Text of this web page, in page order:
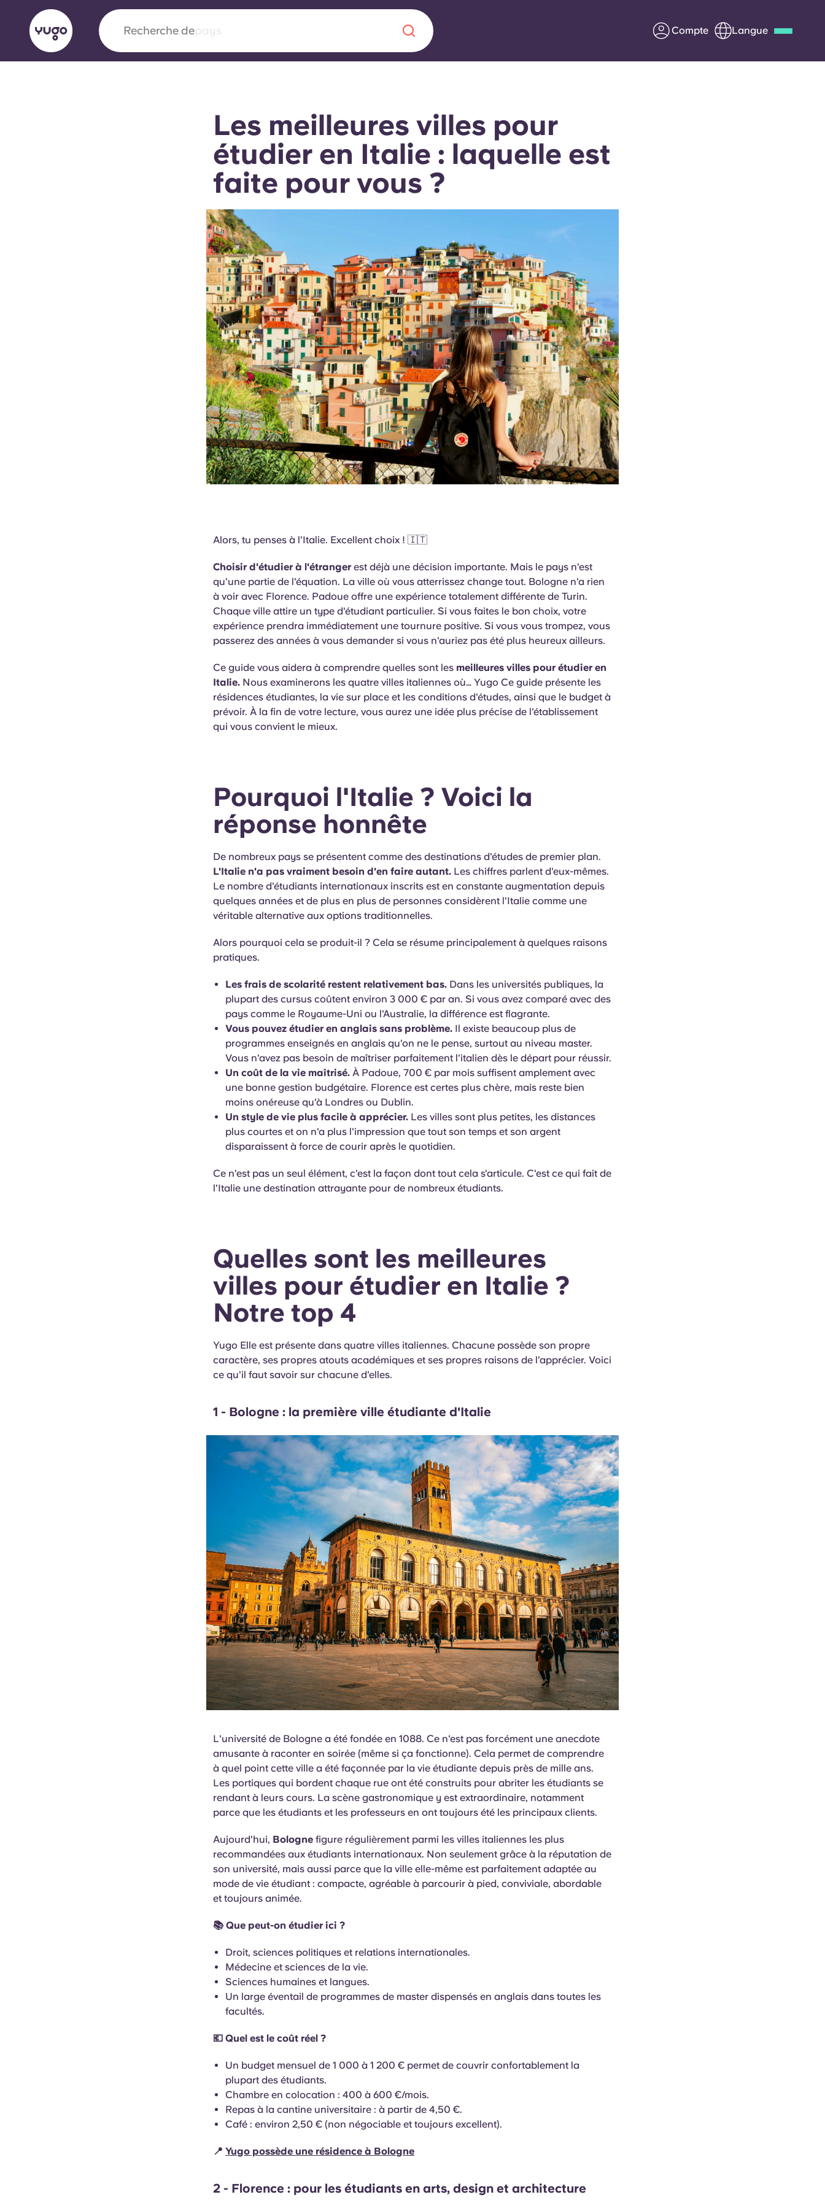
Recherche deuniversité Compte Langue
Yugo x VCARB : À l'avant-garde d'une
nouvelle ère pour le logement étudiant
Yugo Le partenariat novateur de [nom de l'entreprise] avec
VCARB alimente l'innovation, l'ambition et des moments
inoubliables pour les étudiants.
FAQ
Informations pour les
Blog
Les meilleures villes pour
étudier en Italie : laquelle est
faite pour vous ?
Alors, tu penses à l'Italie. Excellent choix ! 🇮🇹
Choisir d'étudier à l'étranger est déjà une décision importante. Mais le pays n'est
qu'une partie de l'équation. La ville où vous atterrissez change tout. Bologne n'a rien
à voir avec Florence. Padoue offre une expérience totalement différente de Turin.
Chaque ville attire un type d'étudiant particulier. Si vous faites le bon choix, votre
expérience prendra immédiatement une tournure positive. Si vous vous trompez, vous
passerez des années à vous demander si vous n'auriez pas été plus heureux ailleurs.
Ce guide vous aidera à comprendre quelles sont les meilleures villes pour étudier en
Italie. Nous examinerons les quatre villes italiennes où… Yugo Ce guide présente les
résidences étudiantes, la vie sur place et les conditions d'études, ainsi que le budget à
prévoir. À la fin de votre lecture, vous aurez une idée plus précise de l'établissement
qui vous convient le mieux.
Pourquoi l'Italie ? Voici la
réponse honnête
De nombreux pays se présentent comme des destinations d'études de premier plan.
L'Italie n'a pas vraiment besoin d'en faire autant. Les chiffres parlent d'eux-mêmes.
Le nombre d'étudiants internationaux inscrits est en constante augmentation depuis
quelques années et de plus en plus de personnes considèrent l'Italie comme une
véritable alternative aux options traditionnelles.
Alors pourquoi cela se produit-il ? Cela se résume principalement à quelques raisons
pratiques.
Les frais de scolarité restent relativement bas. Dans les universités publiques, la
plupart des cursus coûtent environ 3 000 € par an. Si vous avez comparé avec des
pays comme le Royaume-Uni ou l'Australie, la différence est flagrante.
Vous pouvez étudier en anglais sans problème. Il existe beaucoup plus de
programmes enseignés en anglais qu'on ne le pense, surtout au niveau master.
Vous n'avez pas besoin de maîtriser parfaitement l'italien dès le départ pour réussir.
Un coût de la vie maîtrisé. À Padoue, 700 € par mois suffisent amplement avec
une bonne gestion budgétaire. Florence est certes plus chère, mais reste bien
moins onéreuse qu'à Londres ou Dublin.
Un style de vie plus facile à apprécier. Les villes sont plus petites, les distances
plus courtes et on n'a plus l'impression que tout son temps et son argent
disparaissent à force de courir après le quotidien.
Ce n'est pas un seul élément, c'est la façon dont tout cela s'articule. C'est ce qui fait de
l'Italie une destination attrayante pour de nombreux étudiants.
Quelles sont les meilleures
villes pour étudier en Italie ?
Notre top 4
Yugo Elle est présente dans quatre villes italiennes. Chacune possède son propre
caractère, ses propres atouts académiques et ses propres raisons de l'apprécier. Voici
ce qu'il faut savoir sur chacune d'elles.
1 - Bologne : la première ville étudiante d'Italie
L'université de Bologne a été fondée en 1088. Ce n'est pas forcément une anecdote
amusante à raconter en soirée (même si ça fonctionne). Cela permet de comprendre
à quel point cette ville a été façonnée par la vie étudiante depuis près de mille ans.
Les portiques qui bordent chaque rue ont été construits pour abriter les étudiants se
rendant à leurs cours. La scène gastronomique y est extraordinaire, notamment
parce que les étudiants et les professeurs en ont toujours été les principaux clients.
Aujourd'hui, Bologne figure régulièrement parmi les villes italiennes les plus
recommandées aux étudiants internationaux. Non seulement grâce à la réputation de
son université, mais aussi parce que la ville elle-même est parfaitement adaptée au
mode de vie étudiant : compacte, agréable à parcourir à pied, conviviale, abordable
et toujours animée.
📚 Que peut-on étudier ici ?
Droit, sciences politiques et relations internationales.
Médecine et sciences de la vie.
Sciences humaines et langues.
Un large éventail de programmes de master dispensés en anglais dans toutes les
facultés.
💶 Quel est le coût réel ?
Un budget mensuel de 1 000 à 1 200 € permet de couvrir confortablement la
plupart des étudiants.
Chambre en colocation : 400 à 600 €/mois.
Repas à la cantine universitaire : à partir de 4,50 €.
Café : environ 2,50 € (non négociable et toujours excellent).
📍 Yugo possède une résidence à Bologne
2 - Florence : pour les étudiants en arts, design et architecture